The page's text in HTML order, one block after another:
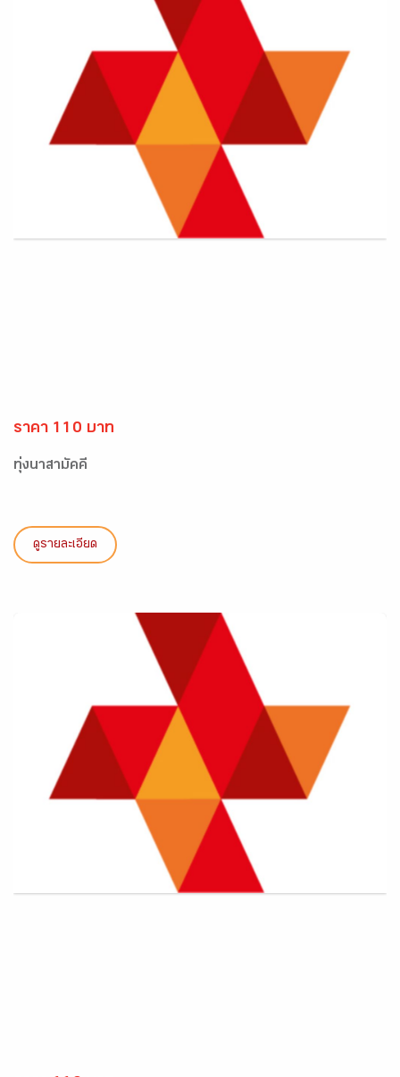
ราคา 110 บาท
ทุ่งนาสามัคคี
ดูรายละเอียด